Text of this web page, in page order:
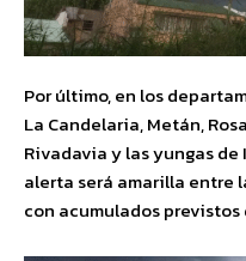
Por último, en los
La Candelaria, Metán,
Rivadavia y las yungas
alerta será amarilla entre
con acumulados